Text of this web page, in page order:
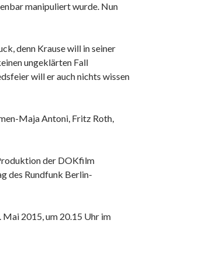
manipuliert wurde. Nun
denn Krause will in seiner
ungeklärten Fall
will er auch nichts wissen
Maja Antoni, Fritz Roth,
der DOKfilm
des Rundfunk Berlin-
Mai 2015, um 20.15 Uhr im